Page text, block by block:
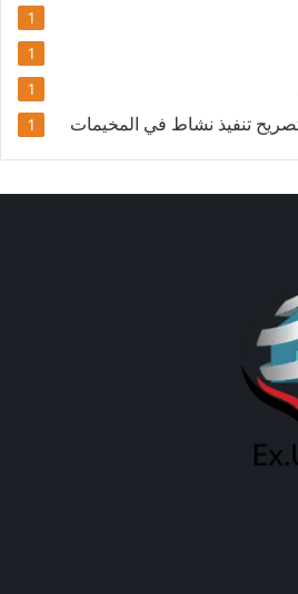
1
1
1
تنفيذ نشاط في المخيمات 1